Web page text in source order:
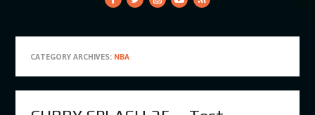
CATEGORY ARCHIVES: NBA